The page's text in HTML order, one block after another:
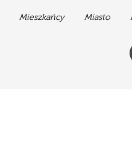
Mieszkańcy Miasto